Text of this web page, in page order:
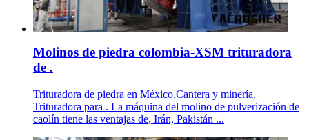
Molinos de piedra colombia-XSM trituradora
de .
Trituradora de piedra en México,Cantera y minería,
Trituradora para . La máquina del molino de pulverización de
caolín tiene las ventajas de, Irán, Pakistán ...